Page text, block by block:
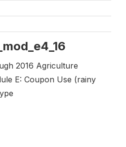
2016 Agriculture
E: Coupon Use (rainy